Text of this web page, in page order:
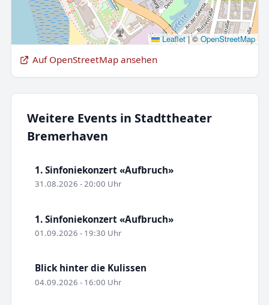
Leaflet |© OpenStreetMap
Auf OpenStreetMap ansehen
Weitere Events in Stadttheater
Bremerhaven
1. Sinfoniekonzert «Aufbruch»
31.08.2026 - 20:00 Uhr
1. Sinfoniekonzert «Aufbruch»
01.09.2026 - 19:30 Uhr
Blick hinter die Kulissen
04.09.2026 - 16:00 Uhr